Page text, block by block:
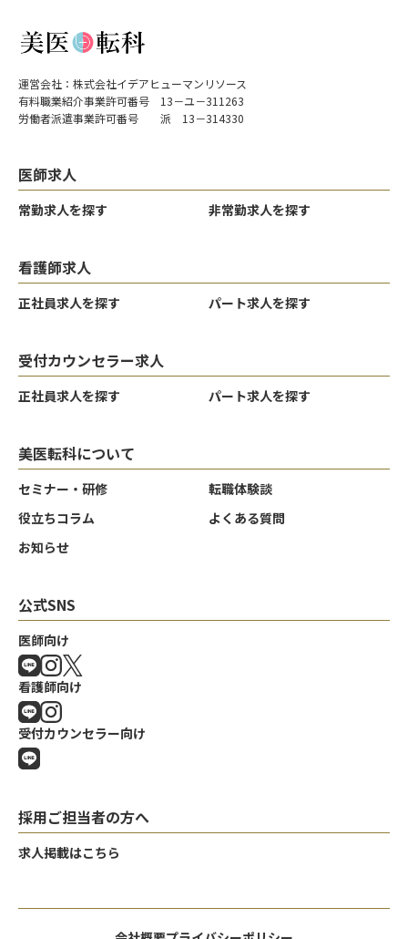
運営会社：株式会社イデアヒューマンリソース
有料職業紹介事業許可番号 13－ユ－311263
労働者派遣事業許可番号 派 13－314330
医師求人
常勤求人を探す 非常勤求人を探す
看護師求人
正社員求人を探す パート求人を探す
受付カウンセラー求人
正社員求人を探す パート求人を探す
美医転科について
セミナー・研修
転職体験談
役立ちコラム
よくある質問
お知らせ
公式SNS
医師向け
看護師向け
受付カウンセラー向け
採用ご担当者の方へ
求人掲載はこちら